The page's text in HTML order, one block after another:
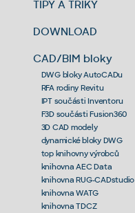
TIPY A TRIKY
DOWNLOAD
CAD/BIM bloky
DWG bloky AutoCADu
RFA rodiny Revitu
IPT součásti Inventoru
F3D součásti Fusion360
3D CAD modely
dynamické bloky DWG
top knihovny výrobců
knihovna AEC Data
knihovna RUG-CADstudio
knihovna WATG
knihovna TDCZ